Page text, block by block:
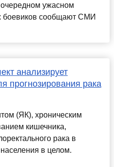
ужасном
боевиков сообщают СМИ
анализирует
прогнозирования рака
(ЯК), хроническим
кишечника,
рака в
в целом.